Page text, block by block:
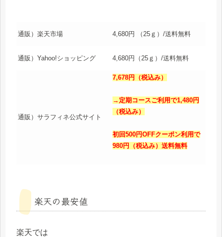
通販）楽天市場 4,680円 （25ｇ）/送料無料
通販）Yahoo!ショッピング 4,680円（25ｇ）/送料無料
通販）サラフィネ公式サイト
7,678円（税込み）
→定期コースご利用で1,480円
（税込み）
初回500円OFFクーポン利用で
980円（税込み）送料無料
楽天の最安値
楽天では